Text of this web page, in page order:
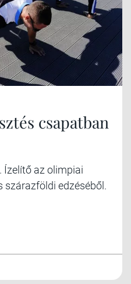
csapatban
Ízelítő az olimpiai
szárazföldi edzéséből.